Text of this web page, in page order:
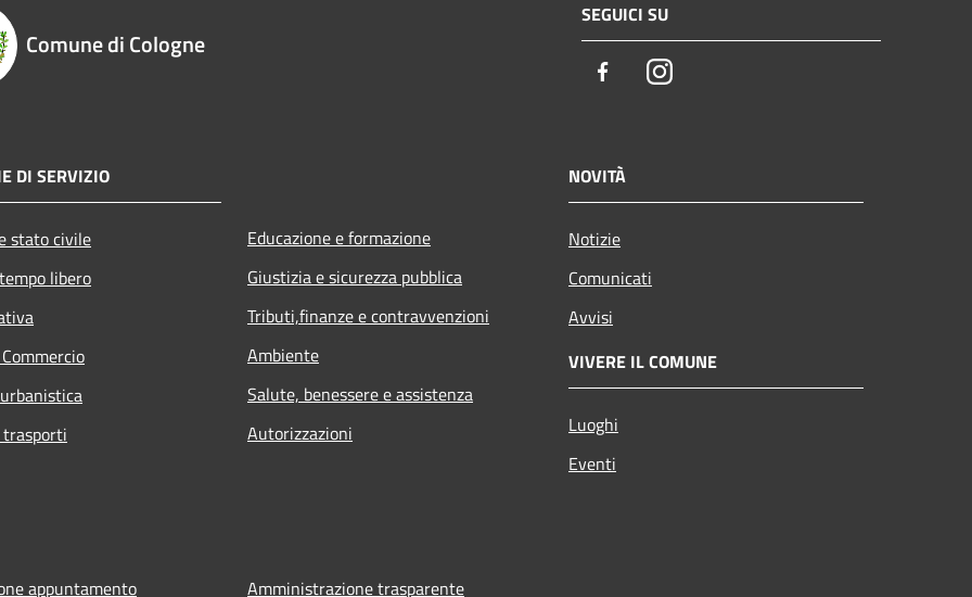
Comune di Cologne
SEGUICI SU
FacebookInstagram
DI SERVIZIO
stato civile
libero
Educazione e formazione
Giustizia e sicurezza pubblica
Tributi,finanze e contravvenzioni
Ambiente
Salute, benessere e assistenza
Autorizzazioni
NOVITÀ
Notizie
Comunicati
Avvisi
VIVERE IL COMUNE
Luoghi
Eventi
appuntamento Amministrazione trasparente